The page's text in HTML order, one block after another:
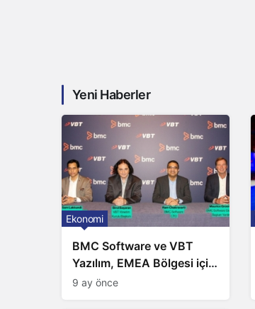
Yeni Haberler
BMC Software ve VBT
Yazılım, EMEA Bölgesi için
Türkiye’de ‘Mükemmeliyet
Ekonomi
9 ay önce